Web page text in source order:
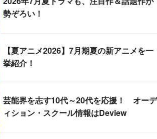
勢ぞろい！
【夏アニメ2026】7月期夏の新アニメを一
挙紹介！
芸能界を志す10代～20代を応援！ オーデ
ィション・スクール情報はDeview